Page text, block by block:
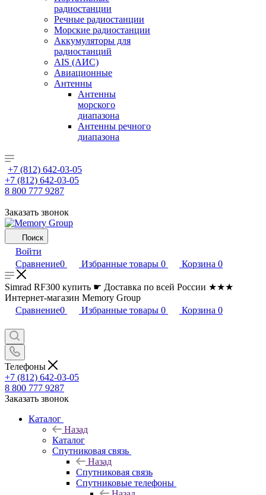
радиостанции
Речные радиостанции
Морские радиостанции
Аккумуляторы для
радиостанций
AIS (АИС)
Авиационные
Антенны
Антенны
морского
диапазона
Антенны речного
диапазона
+7 (812) 642-03-05
+7 (812) 642-03-05
8 800 777 9287
Заказать звонок
Поиск
Войти
Сравнение0 Избранные товары 0 Корзина 0
Simrad RF300 купить ☛ Доставка по всей России ★★★
Интернет-магазин Memory Group
Сравнение0 Избранные товары 0 Корзина 0
Телефоны
+7 (812) 642-03-05
8 800 777 9287
Заказать звонок
Каталог
Назад
Каталог
Спутниковая связь
Назад
Спутниковая связь
Спутниковые телефоны